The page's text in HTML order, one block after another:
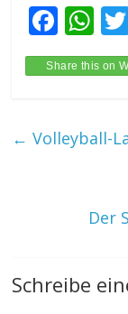
F
ac
e
o
W
h
at
A
Share this on
← Volleyball-
Der
Schreibe